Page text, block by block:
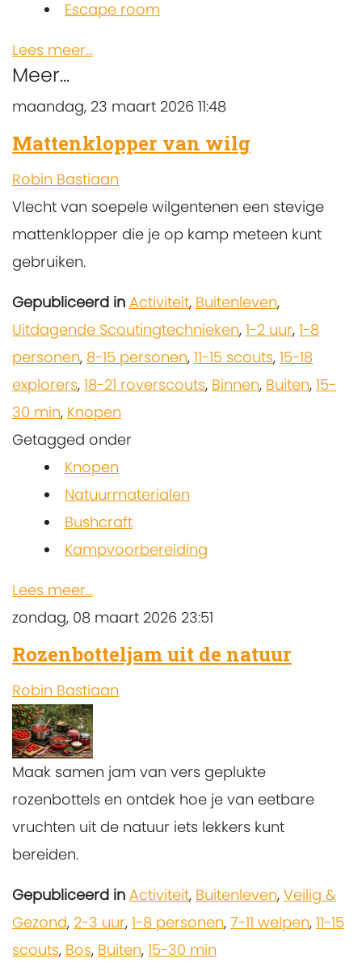
Escape room
Lees meer...
Meer...
maandag, 23 maart 2026 11:48
Mattenklopper van wilg
Robin Bastiaan
Vlecht van soepele wilgentenen een stevige
mattenklopper die je op kamp meteen kunt
gebruiken.
Gepubliceerd in Activiteit, Buitenleven,
Uitdagende Scoutingtechnieken, 1-2 uur, 1-8
personen, 8-15 personen, 11-15 scouts, 15-18
explorers, 18-21 roverscouts, Binnen, Buiten, 15-
30 min, Knopen
Getagged onder
Knopen
Natuurmaterialen
Bushcraft
Kampvoorbereiding
Lees meer...
zondag, 08 maart 2026 23:51
Rozenbotteljam uit de natuur
Robin Bastiaan
Maak samen jam van vers geplukte
rozenbottels en ontdek hoe je van eetbare
vruchten uit de natuur iets lekkers kunt
bereiden.
Gepubliceerd in Activiteit, Buitenleven, Veilig &
Gezond, 2-3 uur, 1-8 personen, 7-11 welpen, 11-15
scouts, Bos, Buiten, 15-30 min